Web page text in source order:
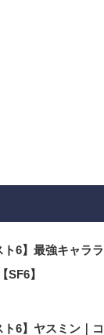
ト6】最強キャラ
SF6】
ト6】ヤスミン｜